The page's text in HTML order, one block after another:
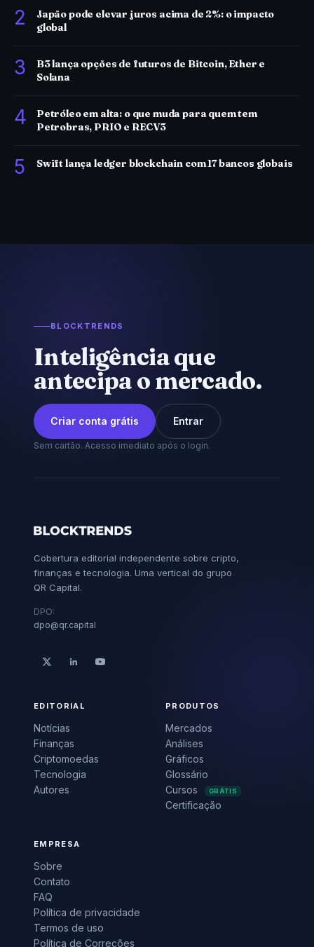
2
Japão pode elevar juros acima de 2%: o impacto
global
3
B3 lança opções de futuros de Bitcoin, Ether e
Solana
4
Petróleo em alta: o que muda para quem tem
Petrobras, PRIO e RECV3
5 Swift lança ledger blockchain com 17 bancos globais
BLOCKTRENDS
Inteligência que
antecipa o mercado.
Criar conta grátis Entrar
Sem cartão. Acesso imediato após o login.
Cobertura editorial independente sobre cripto,
finanças e tecnologia. Uma vertical do grupo
QR Capital.
DPO:
dpo@qr.capital
EDITORIAL
Notícias
Finanças
Criptomoedas
Tecnologia
Autores
PRODUTOS
Mercados
Análises
Gráficos
Glossário
Cursos
GRÁTIS
Certificação
EMPRESA
Sobre
Contato
FAQ
Política de privacidade
Termos de uso
Política de Correções